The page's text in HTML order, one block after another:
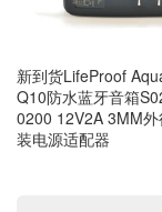
新到货LifeProof
Q10防水蓝牙音箱
0200 12V2A 3MM
装电源适配器